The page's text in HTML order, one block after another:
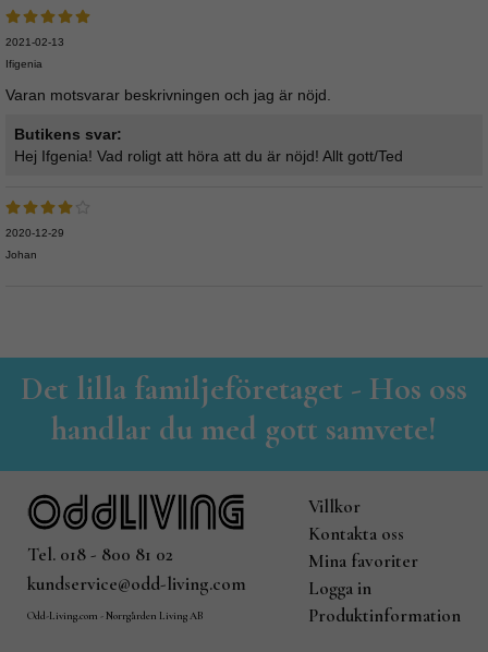
2021-02-13
Ifigenia
Varan motsvarar beskrivningen och jag är nöjd.
Butikens svar:
Hej Ifgenia! Vad roligt att höra att du är nöjd! Allt gott/Ted
2020-12-29
Johan
Det lilla familjeföretaget - Hos oss
handlar du med gott samvete!
Tel. 018 - 800 81 02
kundservice@odd-living.com
Odd-Living.com - Norrgården Living AB
Villkor
Kontakta oss
Mina favoriter
Logga in
Produktinformation